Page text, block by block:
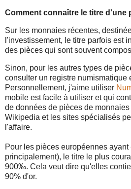
Comment connaître le titre d'une
Sur les monnaies récentes,
l'investissement, le titre parfois est
des pièces qui sont souvent
Sinon, pour les autres types de
consulter un registre numismatique
Personnellement, j'aime utiliser
mobile est facile à utiliser et qui
de données de pièces de
Wikipedia et les sites spécialisés
l'affaire.
Pour les pièces européennes
principalement), le titre le plus
900‰. Cela veut dire qu'elles
90% d'or.